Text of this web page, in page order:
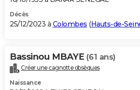
Décès
25/12/2023 à Colombes (Hauts-de-
Bassinou MBAYE (61 ans)
Créer une cagnotte obsèques
Naissance